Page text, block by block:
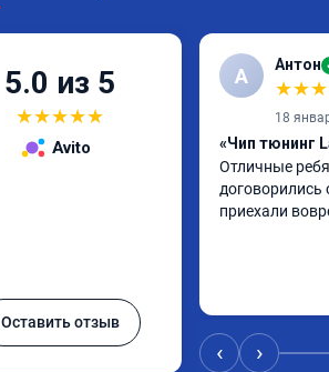
5.0 из 5
★★★★★
Avito
Оставить отзыв
А Антон
★★★
18
«Чип тюнинг
Отличные
приехали
‹ ›